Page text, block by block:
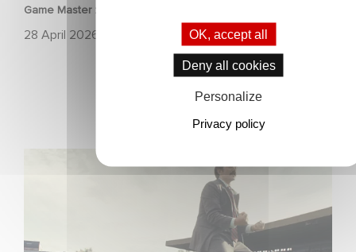
Game Master : Éric Judor’s new comedy
28 April 2026
Mexico 86 : watch the exclusive trailer for Gaumont
USA’s new production
OK, accept all
Deny all cookies
Personalize
Privacy policy